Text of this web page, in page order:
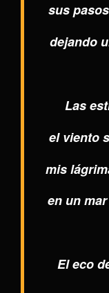
sus
dejando
Las
el viento
mis
en un
El eco